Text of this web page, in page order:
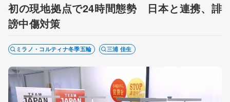
初の現地拠点で24時間態勢 日本と連携、誹
謗中傷対策
ミラノ・コルティナ冬季五輪 三浦 佳生